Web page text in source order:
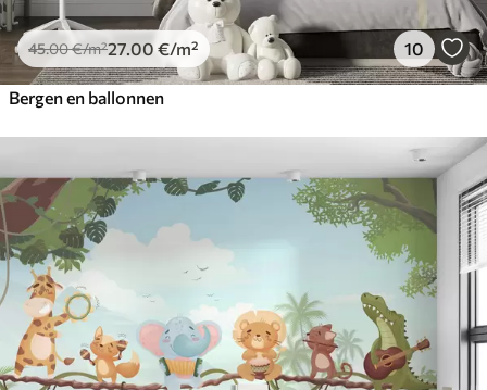
45.00€/m²27 .00 €/m² 10
Bergen en ballonnen